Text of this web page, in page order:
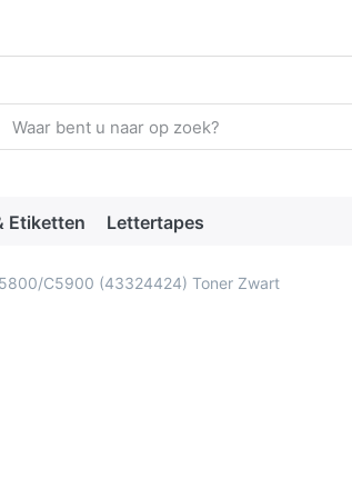
een zoekterm in. De eerste resultaten
Etiketten Lettertapes
C5900 (43324424) Toner Zwart